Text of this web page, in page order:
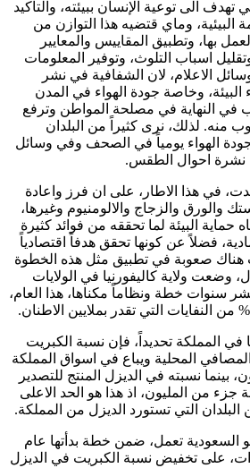
تهدف الى توعية الإنسان ببيئته، والتأكيد
البيئية، وماي قتضيه هذا التوازن من
بها، وتطبيق المقاييس والمعايير
اسباب التلوث، وتوفير المعلومات
الاعلام، لان الشفافية في نشر
البيئة، وخاصة جودة الهواء في المدن
في النهاية في مصلحة المواطن وترفع
منه. لذلك، نرى كثيراً من البلدان
الهواء يومياً في الصحف وفي وسائل
نشرة احوال الطقس.
في هذا الاطار، على ان فرز واعادة
والورق والزجاج والالومنيوم وغيرها،
البيئة لما تحققه من فوائد كثيرة
فضلاً عن كونها تحقق هدفاً اقتصادياً
هناك صعوبة في تطبيق مثل هذه الخطوة
وضعت ولاية كاليفورنيا في الولايات
سنوات خطة ونظاماً مكناها، هذا العام،
المملكة تحديداً، فإن نسبة الكبريت
المحلية ويباع في اسواق المملكة
بينما نسبته في الديزل المنتج للتصدير
جزء من المليون، اذ هذا هو الحد الاعلى
التي تستورد الديزل من المملكة.
السعودية تعمل، ضمن خطة بدأتها عام
على تخفيض نسبة الكبريت في الديزل